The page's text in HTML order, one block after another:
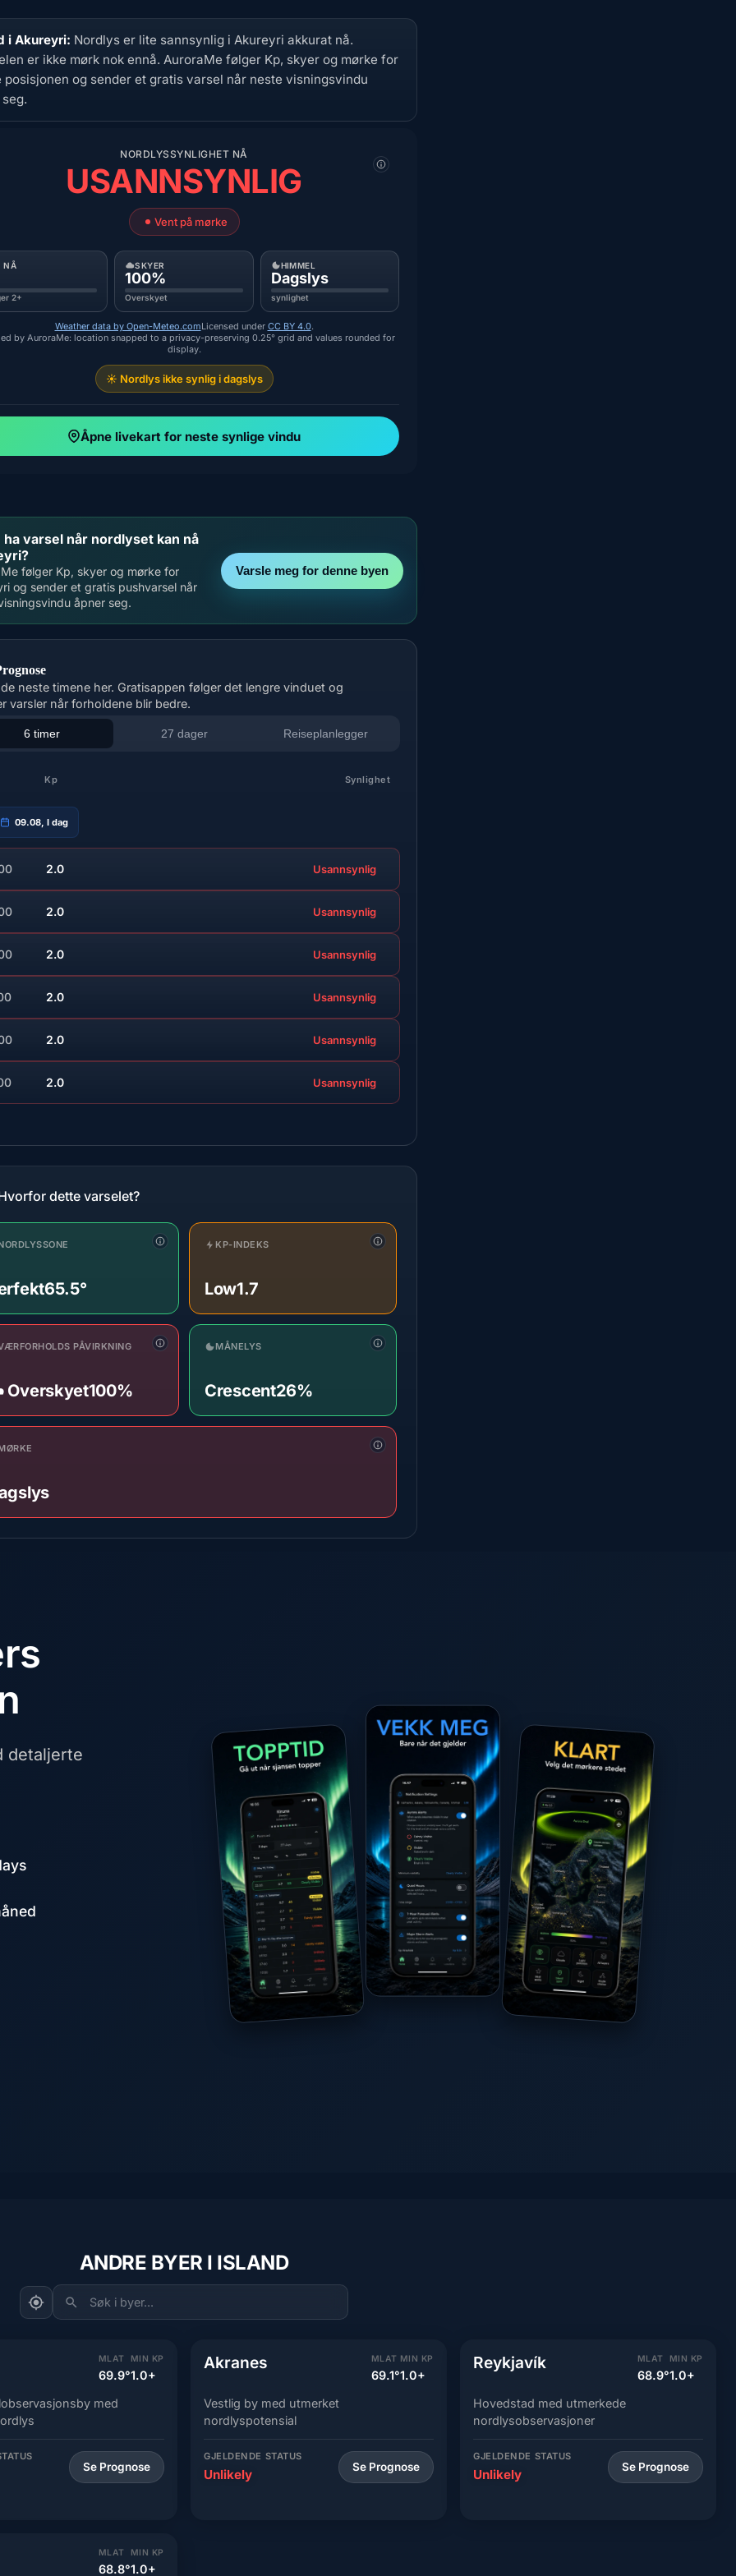
i Akureyri: Nordlys er lite sannsynlig i Akureyri akkurat nå.
er ikke mørk nok ennå. AuroraMe følger Kp, skyer og mørke for
posisjonen og sender et gratis varsel når neste visningsvindu
NORDLYSSYNLIGHET NÅ
USANNSYNLIG
Vent på mørke
NÅ
2+
SKYER
100%
Overskyet
HIMMEL
Dagslys
synlighet
Weather data by Open-Meteo.comLicensed under CC BY 4.0.
by AuroraMe: location snapped to a privacy-preserving 0.25° grid and values rounded for
display.
☀️ Nordlys ikke synlig i dagslys
Åpne livekart for neste synlige vindu
ha varsel når nordlyset kan nå
følger Kp, skyer og mørke for
og sender et gratis pushvarsel når
åpner seg.
Varsle meg for denne byen
neste timene her. Gratisappen følger det lengre vinduet og
varsler når forholdene blir bedre.
6 timer 27 dager Reiseplanlegger
Kp Synlighet
09.08, I dag
2.0 Usannsynlig
2.0 Usannsynlig
2.0 Usannsynlig
2.0 Usannsynlig
2.0 Usannsynlig
2.0 Usannsynlig
dette varselet?
65.5°
KP-INDEKS
Low1.7
PÅVIRKNING
100%
MÅNELYS
Crescent26%
detaljerte
ANDRE BYER I ISLAND
Søk i byer...
MLAT
69.9°
MIN KP
1.0+
med
Se Prognose
Akranes MLAT
69.1°
MIN KP
1.0+
Vestlig by med utmerket
nordlyspotensial
GJELDENDE STATUS
Unlikely Se Prognose
Reykjavík MLAT
68.9°
MIN KP
1.0+
Hovedstad med utmerkede
nordlysobservasjoner
GJELDENDE STATUS
Unlikely Se Prognose
MLAT
68.8°
MIN KP
1.0+